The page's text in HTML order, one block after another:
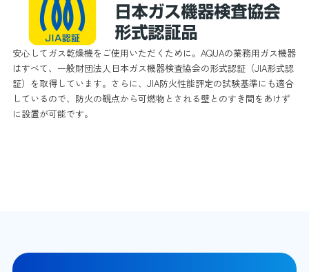
安心してガス乾燥機をご使用いただくために。AQUAの業務用ガス機器
はすべて、一般財団法人日本ガス機器検査協会の形式認証（JIA形式認
証）を取得しています。さらに、JIA防火性能評定の試験基準にも適合
しているので、防火の観点から可燃物とされる壁とのすき間をあけず
に設置が可能です。